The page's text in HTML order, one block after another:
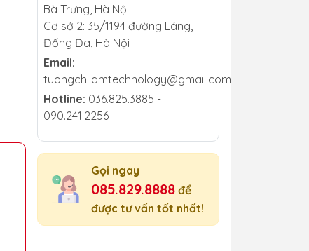
Bà Trưng, Hà Nội
Cơ sở 2: 35/1194 đường Láng,
Đống Đa, Hà Nội
Email:
tuongchilamtechnology@gmail.com
Hotline: 036.825.3885 -
090.241.2256
Gọi ngay
085.829.8888 để
được tư vấn tốt nhất!